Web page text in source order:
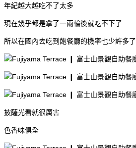
年紀越大越吃不了太多
現在幾乎都是拿了一兩輪後就吃不下了
所以在國內去吃到飽餐廳的機率也少許多了
披薩光看就很厲害
色香味俱全